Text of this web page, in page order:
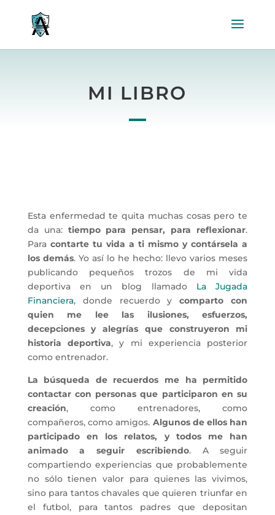
MI LIBRO
Esta enfermedad te quita muchas cosas pero te
da una: tiempo para pensar, para reflexionar.
Para contarte tu vida a ti mismo y contársela a
los demás. Yo así lo he hecho: llevo varios meses
publicando pequeños trozos de mi vida
deportiva en un blog llamado La Jugada
Financiera, donde recuerdo y comparto con
quien me lee las ilusiones, esfuerzos,
decepciones y alegrías que construyeron mi
historia deportiva, y mi experiencia posterior
como entrenador.
La búsqueda de recuerdos me ha permitido
contactar con personas que participaron en su
creación, como entrenadores, como
compañeros, como amigos. Algunos de ellos han
participado en los relatos, y todos me han
animado a seguir escribiendo. A seguir
compartiendo experiencias que probablemente
no sólo tienen valor para quienes las vivimos,
sino para tantos chavales que quieren triunfar en
el futbol, para tantos padres que depositan